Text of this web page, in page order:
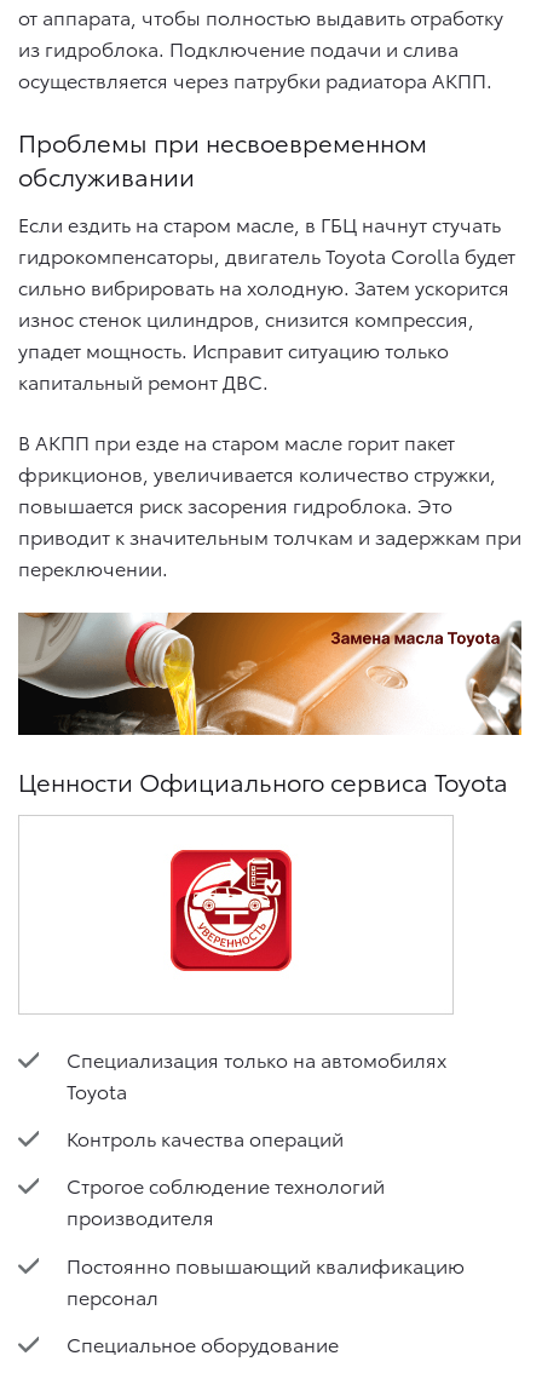
от аппарата, чтобы полностью выдавить отработку
из гидроблока. Подключение подачи и слива
осуществляется через патрубки радиатора АКПП.
Проблемы при несвоевременном
обслуживании
Если ездить на старом масле, в ГБЦ начнут стучать
гидрокомпенсаторы, двигатель Toyota Corolla будет
сильно вибрировать на холодную. Затем ускорится
износ стенок цилиндров, снизится компрессия,
упадет мощность. Исправит ситуацию только
капитальный ремонт ДВС.
В АКПП при езде на старом масле горит пакет
фрикционов, увеличивается количество стружки,
повышается риск засорения гидроблока. Это
приводит к значительным толчкам и задержкам при
переключении.
Ценности Официального сервиса Toyota
Специализация только на автомобилях
Toyota
Контроль качества операций
Строгое соблюдение технологий
производителя
Постоянно повышающий квалификацию
персонал
Специальное оборудование